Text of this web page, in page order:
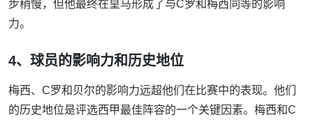
步稍慢，但他最终在皇马形成了与C罗和梅西同等的影响
力。
4、球员的影响力和历史地位
梅西、C罗和贝尔的影响力远超他们在比赛中的表现。他们
的历史地位是评选西甲最佳阵容的一个关键因素。梅西和C